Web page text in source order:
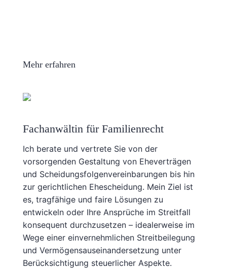
Mehr erfahren
Fachanwältin für Familienrecht
Ich berate und vertrete Sie von der
vorsorgenden Gestaltung von Eheverträgen
und Scheidungsfolgenvereinbarungen bis hin
zur gerichtlichen Ehescheidung. Mein Ziel ist
es, tragfähige und faire Lösungen zu
entwickeln oder Ihre Ansprüche im Streitfall
konsequent durchzusetzen – idealerweise im
Wege einer einvernehmlichen Streitbeilegung
und Vermögensauseinandersetzung unter
Berücksichtigung steuerlicher Aspekte.